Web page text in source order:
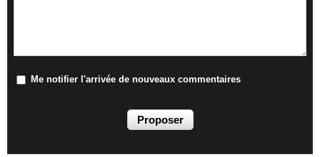
Me notifier l'arrivée de nouveaux commentaires